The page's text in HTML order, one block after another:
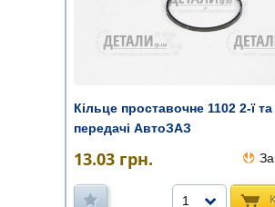
Кільце проставочне 1102 2-ї та
передачі АвтоЗАЗ
13.03 грн.
1